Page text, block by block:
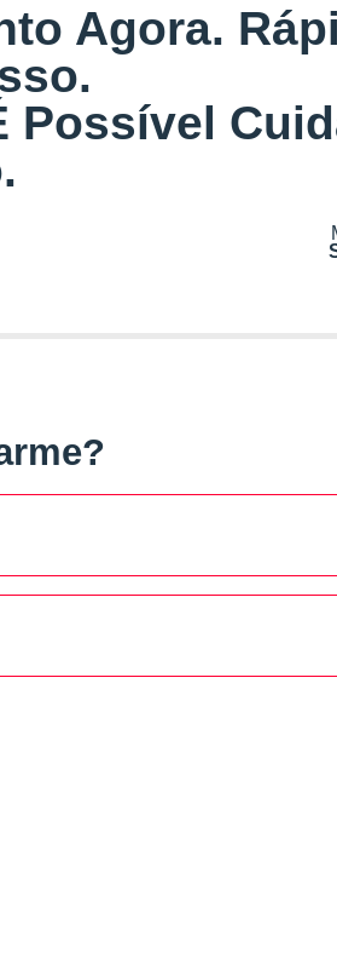
Agora.
Possível